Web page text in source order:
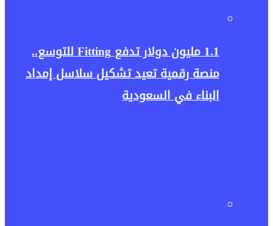
1.1 مليون دولار تدفع Fitting للتوسع..
منصة رقمية تعيد تشكيل سلاسل إمداد
البناء في السعودية